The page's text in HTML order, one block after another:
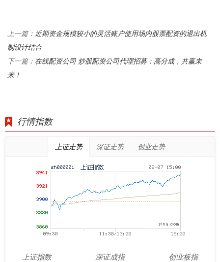
上一篇： 近期资金规模较小的灵活账户使用场内股票配资的退出机
制设计结合
下一篇： 在线配资公司 炒股配资公司代理招募：高分成，共赢未
来！
行情指数
上证走势 深证走势 创业走势
上证指数
深证成指
创业板指